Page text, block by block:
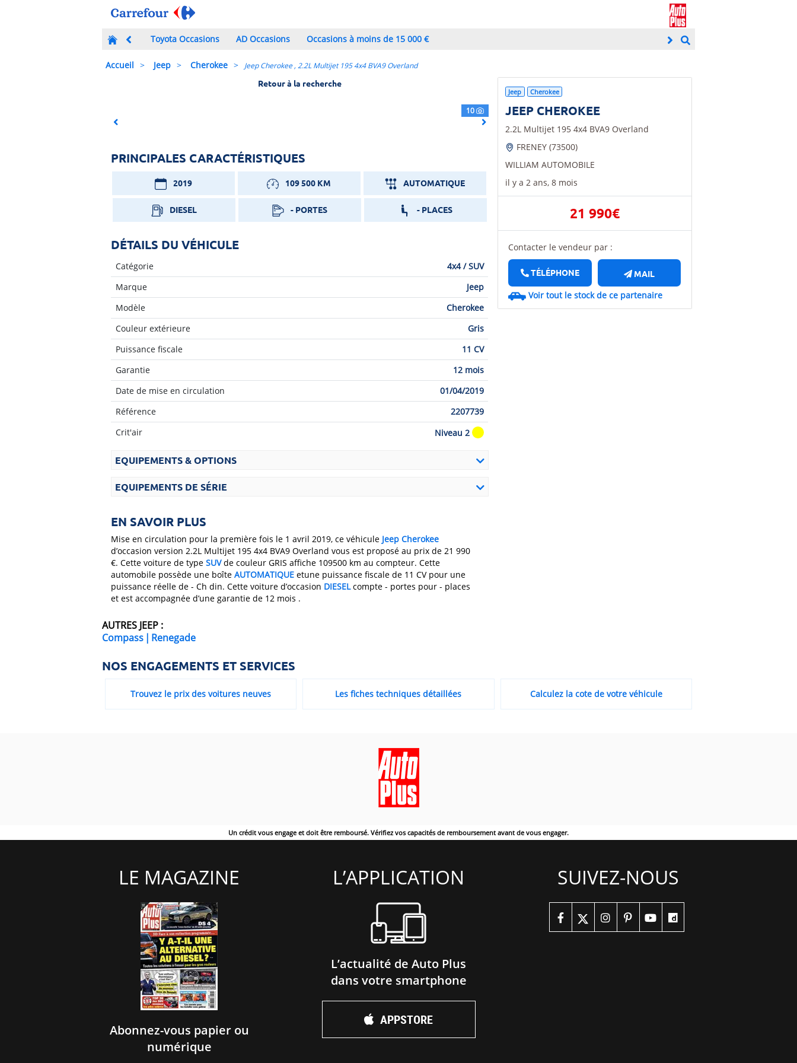
Toyota Occasions AD Occasions Occasions à moins de 15 000 €
Accueil Jeep Cherokee Jeep Cherokee , 2.2L Multijet 195 4x4 BVA9 Overland
Retour à la recherche
10
PRINCIPALES CARACTÉRISTIQUES
2019 109 500 KM AUTOMATIQUE
DIESEL - PORTES - PLACES
DÉTAILS DU VÉHICULE
Catégorie
4x4 / SUV
Marque
Jeep
Modèle
Cherokee
Couleur extérieure
Gris
Puissance fiscale
11 CV
Garantie
12 mois
Date de mise en circulation
01/04/2019
Référence
2207739
Crit'air
Niveau 2
EQUIPEMENTS & OPTIONS
EQUIPEMENTS DE SÉRIE
EN SAVOIR PLUS
Mise en circulation pour la première fois le 1 avril 2019, ce véhicule Jeep Cherokee
d’occasion version 2.2L Multijet 195 4x4 BVA9 Overland vous est proposé au prix de 21 990
€. Cette voiture de type SUVde couleur GRIS affiche 109500 km au compteur. Cette
automobile possède une boîte AUTOMATIQUE etune puissance fiscale de 11 CV pour une
puissance réelle de - Ch din. Cette voiture d’occasion DIESELcompte - portes pour - places
et est accompagnée d’une garantie de 12 mois .
Jeep Cherokee
JEEP CHEROKEE
2.2L Multijet 195 4x4 BVA9 Overland
FRENEY (73500)
WILLIAM AUTOMOBILE
il y a 2 ans, 8 mois
21 990€
Contacter le vendeur par :
TÉLÉPHONE MAIL
Voir tout le stock de ce partenaire
AUTRES JEEP :
Compass | Renegade
NOS ENGAGEMENTS ET SERVICES
Trouvez le prix des voitures neuves Les fiches techniques détaillées Calculez la cote de votre véhicule
Un crédit vous engage et doit être remboursé. Vérifiez vos capacités de remboursement avant de vous engager.
LE MAGAZINE
Abonnez-vous papier ou
numérique
L’APPLICATION
L’actualité de Auto Plus
dans votre smartphone
APPSTORE
SUIVEZ-NOUS